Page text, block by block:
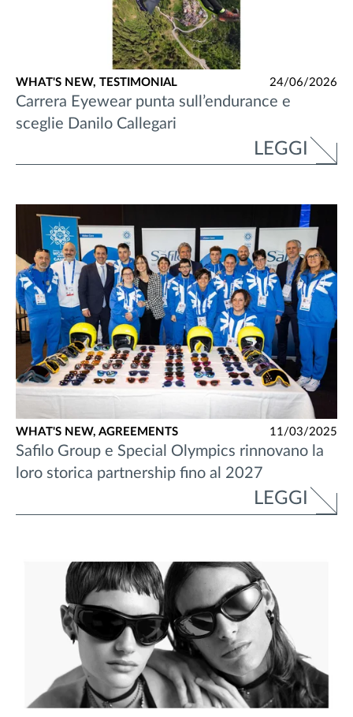
WHAT'S NEW, TESTIMONIAL 24/06/2026
Carrera Eyewear punta sull’endurance e
sceglie Danilo Callegari
LEGGI
WHAT'S NEW, AGREEMENTS 11/03/2025
Safilo Group e Special Olympics rinnovano la
loro storica partnership fino al 2027
LEGGI